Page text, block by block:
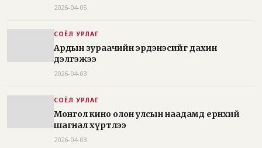
2026-04-05
СОЁЛ УРЛАГ
Ардын зураачийн эрдэнэсийг дахин
дэлгэжээ
2026-04-03
СОЁЛ УРЛАГ
Монгол кино олон улсын наадамд ерөнхий
шагнал хүртлээ
2026-04-03